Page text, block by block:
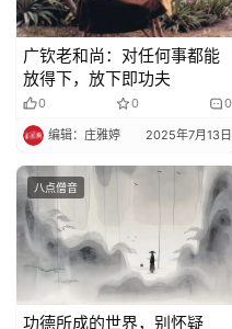
广钦老和尚：对任何事都能
放得下，放下即功夫
0 0 0
编辑：庄雅婷 2025年7月13日
八点僧音
功德所成的世界，别怀疑